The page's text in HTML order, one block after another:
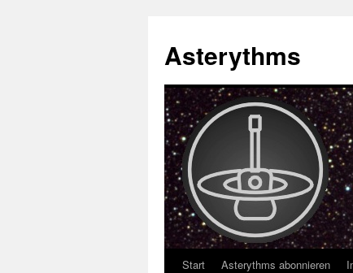
Asterythms
ZumStart Asterythms abonnieren